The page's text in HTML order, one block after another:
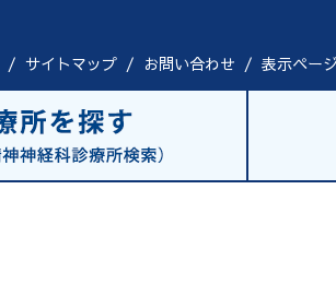
/ サイトマップ / お問い合わせ / 表示ペー